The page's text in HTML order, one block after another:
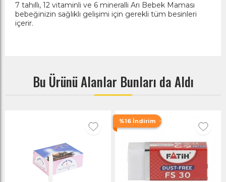
7 tahıllı, 12 vitaminli ve 6 mineralli Arı Bebek Maması
bebeğinizin sağlıklı gelişimi için gerekli tüm besinleri
içerir.
Bu Ürünü Alanlar Bunları da Aldı
%16 İndirim